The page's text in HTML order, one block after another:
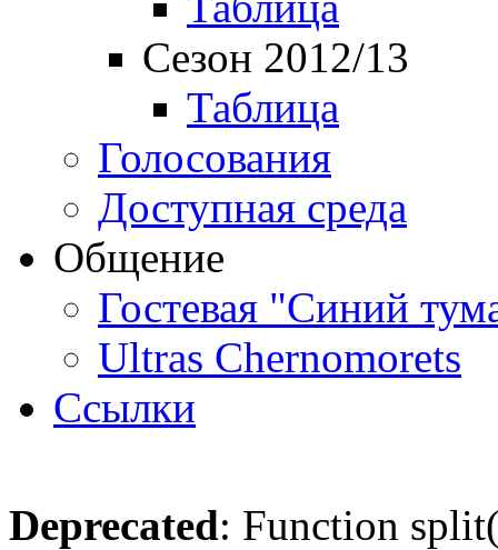
Сезон 2012/13
Таблица
Голосования
Доступная среда
Общение
Гостевая "Синий
Ultras Chernomorets
Ссылки
Deprecated: Function